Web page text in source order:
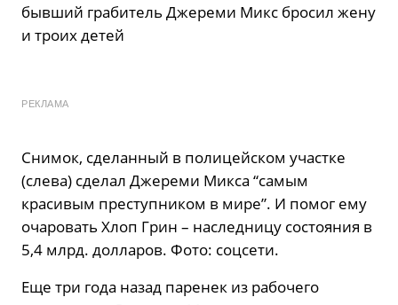
бывший грабитель Джереми Микс бросил жену
и троих детей
РЕКЛАМА
Снимок, сделанный в полицейском участке
(слева) сделал Джереми Микса “самым
красивым преступником в мире”. И помог ему
очаровать Хлоп Грин – наследницу состояния в
5,4 млрд. долларов. Фото: соцсети.
Еще три года назад паренек из рабочего